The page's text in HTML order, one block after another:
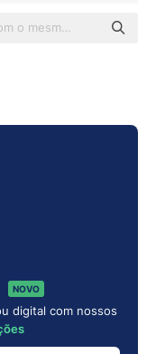
NOVO
digital com nossos